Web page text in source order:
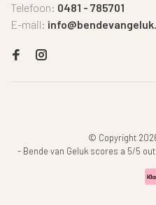
Telefoon: 0481 - 785701
E-mail:
© Copyright
- Bende van Geluk scores a 5/5